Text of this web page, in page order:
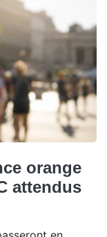
orange
attendus